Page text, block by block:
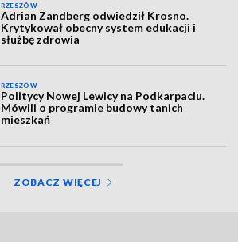
RZESZÓW
Adrian Zandberg odwiedził Krosno.
Krytykował obecny system edukacji i
służbę zdrowia
RZESZÓW
Politycy Nowej Lewicy na Podkarpaciu.
Mówili o programie budowy tanich
mieszkań
ZOBACZ WIĘCEJ